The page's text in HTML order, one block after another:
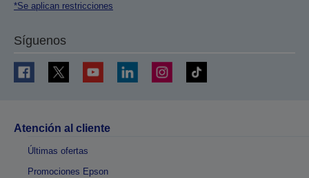
*Se aplican restricciones
Síguenos
Atención al cliente
Últimas ofertas
Promociones Epson